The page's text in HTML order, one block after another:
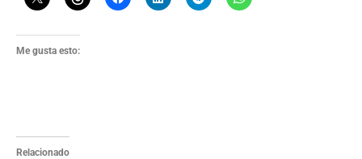
Me gusta esto:
Relacionado